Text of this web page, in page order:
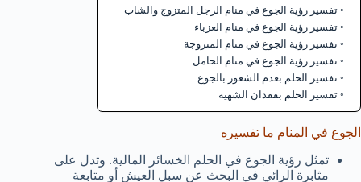
تفسير رؤية الجوع في منام الرجل المتزوج والشاب
تفسير رؤية الجوع في منام العزباء
تفسير رؤية الجوع في منام المتزوجة
تفسير رؤية الجوع في منام الحامل
تفسير الحلم بعدم الشعور بالجوع
تفسير الحلم بفقدان الشهية
الجوع في المنام ما تفسيره
تمثل رؤية الجوع في الحلم الخسائر المالية. وتدل على
مثابرة الرائي في البحث عن سبل العيش أو متابعة